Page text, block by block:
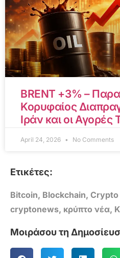
BRENT +3% –
Κορυφαίος
Ιράν και οι Αγορές
April 24, 2026 No Comments
Ετικέτες:
Bitcoin, Blockchain, Crypto
cryptonews, κρύπτο νέα,
Μοιράσου τη